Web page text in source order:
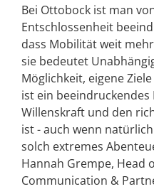
Bei Ottobock ist man
Entschlossenheit
dass Mobilität weit
sie bedeutet
Möglichkeit, eigene
ist ein
Willenskraft und den
ist - auch wenn
solch extremes
Hannah Grempe, Head
Communication &